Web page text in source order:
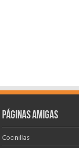
Páginas amigas
Cocinillas